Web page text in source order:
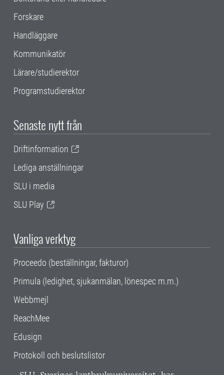
Forskare
Handläggare
Kommunikatör
Lärare/studierektor
Programstudierektor
Senaste nytt från
Driftinformation
Lediga anställningar
SLU i media
SLU Play
Vanliga verktyg
Proceedo (beställningar, fakturor)
Primula (ledighet, sjukanmälan, lönespec m.m.)
Webbmejl
ReachMee
Edusign
Protokoll och beslutslistor